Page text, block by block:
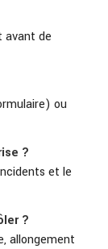
avant de
ou
?
et le
?
allongement